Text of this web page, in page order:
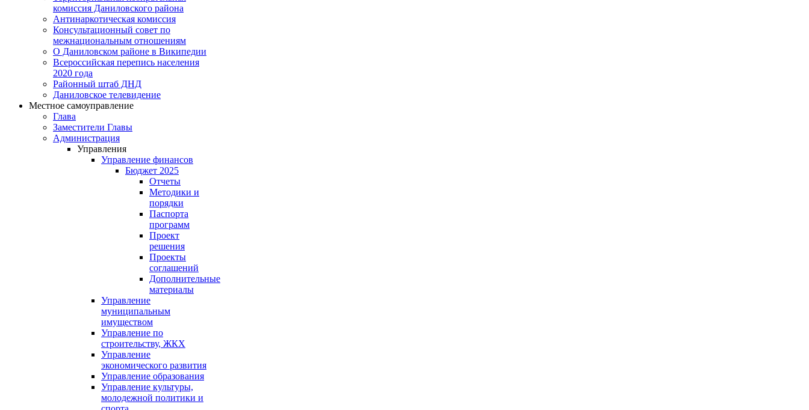
комиссия Даниловского района
Антинаркотическая комиссия
Консультационный совет по
межнациональным отношениям
О Даниловском районе в Википедии
Всероссийская перепись населения
2020 года
Районный штаб ДНД
Даниловское телевидение
Местное самоуправление
Глава
Заместители Главы
Администрация
Управления
Управление финансов
Бюджет 2025
Отчеты
Методики и
порядки
Паспорта
программ
Проект
решения
Проекты
соглашений
Дополнительные
материалы
Управление
муниципальным
имуществом
Управление по
строительству, ЖКХ
Управление
экономического развития
Управление образования
Управление культуры,
молодежной политики и